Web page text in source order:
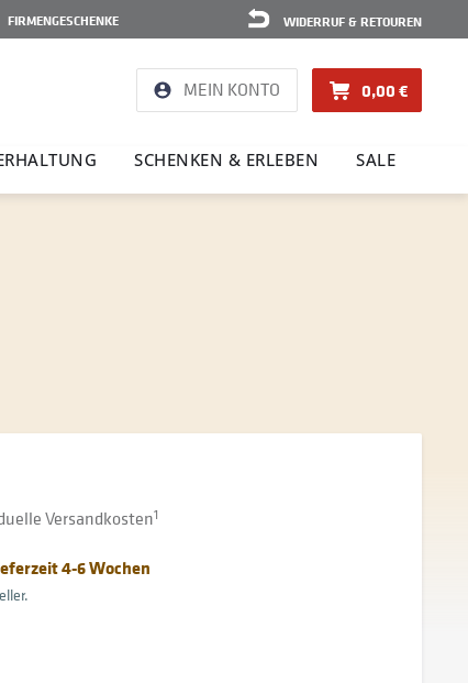
WIDERRUF & RETOUREN
FIRMENGESCHENKE
MEIN KONTO 0,00 €
SCHENKEN & ERLEBEN SALE
Versandkosten1
4-6 Wochen